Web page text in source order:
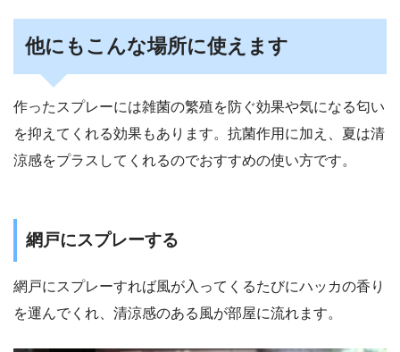
他にもこんな場所に使えます
作ったスプレーには雑菌の繁殖を防ぐ効果や気になる匂い
を抑えてくれる効果もあります。抗菌作用に加え、夏は清
涼感をプラスしてくれるのでおすすめの使い方です。
網戸にスプレーする
網戸にスプレーすれば風が入ってくるたびにハッカの香り
を運んでくれ、清涼感のある風が部屋に流れます。